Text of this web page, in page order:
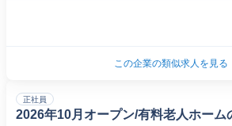
この企業の類似求人を見る
正社員
2026年10月オープン/有料老人ホーム